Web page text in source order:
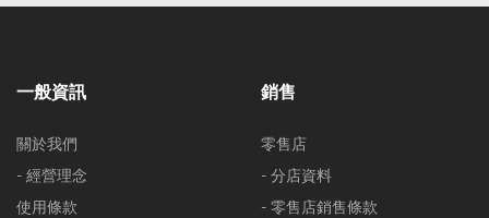
一般資訊
關於我們
- 經營理念
使用條款
銷售
零售店
- 分店資料
- 零售店銷售條款